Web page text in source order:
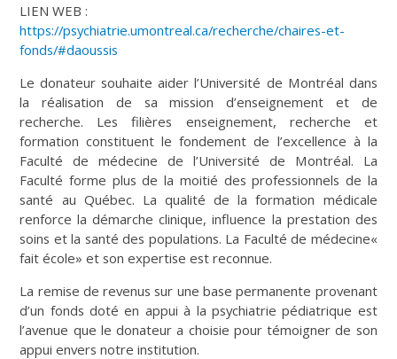
LIEN WEB :
https://psychiatrie.umontreal.ca/recherche/chaires-et-
fonds/#daoussis
Le donateur souhaite aider l’Université de Montréal dans
la réalisation de sa mission d’enseignement et de
recherche. Les filières enseignement, recherche et
formation constituent le fondement de l’excellence à la
Faculté de médecine de l’Université de Montréal. La
Faculté forme plus de la moitié des professionnels de la
santé au Québec. La qualité de la formation médicale
renforce la démarche clinique, influence la prestation des
soins et la santé des populations. La Faculté de médecine«
fait école» et son expertise est reconnue.
La remise de revenus sur une base permanente provenant
d’un fonds doté en appui à la psychiatrie pédiatrique est
l’avenue que le donateur a choisie pour témoigner de son
appui envers notre institution.